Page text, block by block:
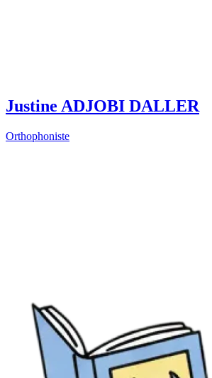
Justine ADJOBI DALLER
Orthophoniste